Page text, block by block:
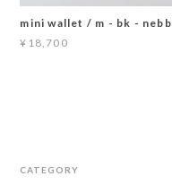
mini wallet / m - bk -
¥18,700
CATEGORY